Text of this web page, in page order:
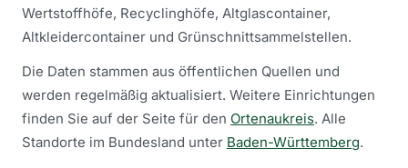
Wertstoffhöfe, Recyclinghöfe, Altglascontainer,
Altkleidercontainer und Grünschnittsammelstellen.
Die Daten stammen aus öffentlichen Quellen und
werden regelmäßig aktualisiert. Weitere Einrichtungen
finden Sie auf der Seite für den Ortenaukreis. Alle
Standorte im Bundesland unter Baden-Württemberg.